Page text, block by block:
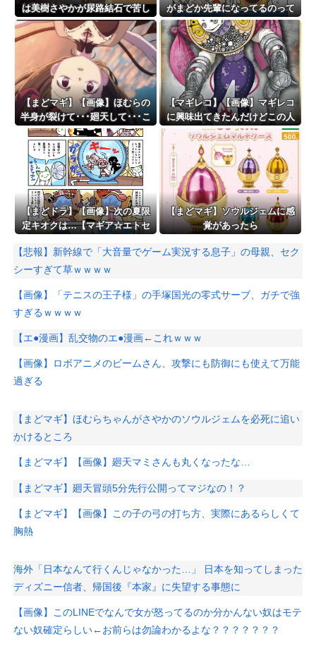
は美樹さやかが尿路結石で苦し
むシーンが追加されたってホン
トですか？
がまどか先輩になってるのって
今まであったっけ…?【マギア☆
エトセトラ 第97話】
【まどマギ】【画像】ほむらの
半身が裂けて･･･廻天して･･･こ
れ･･･
【マギレコ】【画像】マギレコ
に興味出てきたんだけどこの人
どういう人なの
【まどドラ】【画像】次の夏限
定キオクは…【マギア☆エトセ
【まどマギ】ソウルジェムに感
覚があったら
【悲報】新幹線で「大音量でゲーム実況する息子」の母親、セク
シーすぎて草ｗｗｗｗ
【画像】「テニスの王子様」の手塚国光の零式サーブ、ガチで強
すぎるｗｗｗｗ
【エ●漫画】乱交物のエ●漫画←これｗｗｗ
【画像】ロボアニメのビームさん、攻撃にも防御にも使えて万能
過ぎる
【まどマギ】ほむらちゃんがさやかのソウルジェムを必死に追い
かけるところ
【まどマギ】【画像】廻天マミさんも丸くなったな…
【まどマギ】廻天冒頭5分先行公開ってマジなの！？
【まどマギ】【画像】この子の弓の打ち方、実際にあるらしくて
胸熱
海外「日本なんて行くんじゃなかった…」 日本を知ってしまった
ディズニー信者、帰国後『本家』に失望する事態に
【画像】このLINEでなんで女が怒ってるのか分かんない奴はモテ
ない奴確定らしい←お前らは勿論わかるよな？？？？？？？